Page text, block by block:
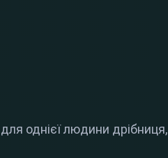
однієї людини дрібниця,